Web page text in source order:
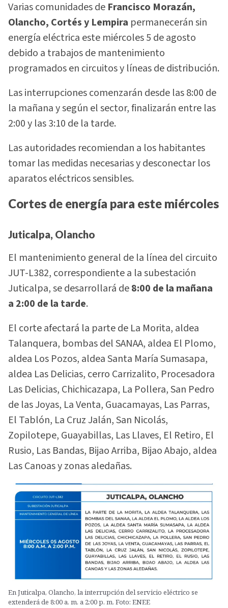
Varias comunidades de Francisco Morazán,
Olancho, Cortés y Lempira permanecerán sin
energía eléctrica este miércoles 5 de agosto
debido a trabajos de mantenimiento
programados en circuitos y líneas de distribución.
Las interrupciones comenzarán desde las 8:00 de
la mañana y según el sector, finalizarán entre las
2:00 y las 3:10 de la tarde.
Las autoridades recomiendan a los habitantes
tomar las medidas necesarias y desconectar los
aparatos eléctricos sensibles.
Cortes de energía para este miércoles
Juticalpa, Olancho
El mantenimiento general de la línea del circuito
JUT-L382, correspondiente a la subestación
Juticalpa, se desarrollará de8:00 de la mañana
a 2:00 de la tarde.
El corte afectará la parte de La Morita, aldea
Talanquera, bombas del SANAA, aldea El Plomo,
aldea Los Pozos, aldea Santa María Sumasapa,
aldea Las Delicias, cerro Carrizalito, Procesadora
Las Delicias, Chichicazapa, La Pollera, San Pedro
de las Joyas, La Venta, Guacamayas, Las Parras,
El Tablón, La Cruz Jalán, San Nicolás,
Zopilotepe, Guayabillas, Las Llaves, El Retiro, El
Rusio, Las Bandas, Bijao Arriba, Bijao Abajo, aldea
Las Canoas y zonas aledañas.
En Juticalpa, Olancho, la interrupción del servicio eléctrico se
extenderá de 8:00 a. m. a 2:00 p. m. Foto: ENEE